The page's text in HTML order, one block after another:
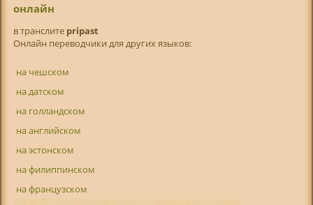
онлайн
в транслитe pripast
Онлайн переводчики для других языков:
на чешском
на датском
на голландском
на английском
на эстонском
на филиппинском
на французском